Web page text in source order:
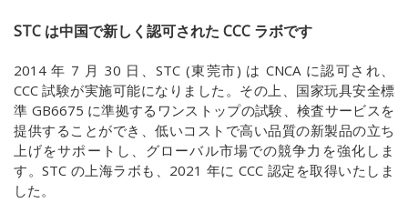
STC は中国で新しく認可された CCC ラボです
2014 年 7 月 30 日、STC (東莞市) はCNCA に認可され、
CCC試験が実施可能になりました。その上、国家玩具安全標
準 GB6675 に準拠するワンストップの試験、検査サービスを
提供することができ、低いコストで高い品質の新製品の立ち
上げをサポートし、グローバル市場での競争力を強化しま
す。STC の上海ラボも、2021 年に CCC 認定を取得いたしま
した。